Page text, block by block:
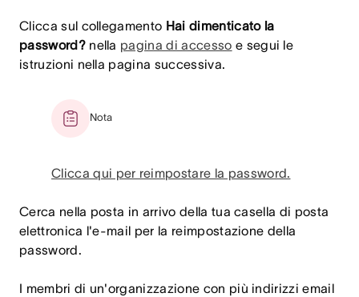
Clicca sul collegamento Hai dimenticato la
password?nella pagina di accesso e segui le
istruzioni nella pagina successiva.
Nota
Clicca qui per reimpostare la password.
Cerca nella posta in arrivo della tua casella di posta
elettronica l'e-mail per la reimpostazione della
password.
I membri di un'organizzazione con più indirizzi email